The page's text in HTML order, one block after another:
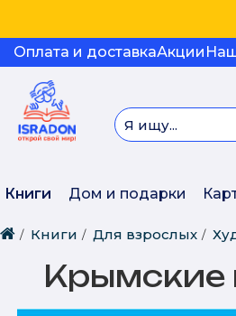
Оплата и доставкаАкции
Книги Дом и подарки
Книги Для взрослых
Крымские